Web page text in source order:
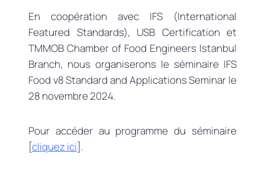
En coopération avec IFS (International
Featured Standards), USB Certification et
TMMOB Chamber of Food Engineers Istanbul
Branch, nous organiserons le séminaire IFS
Food v8 Standard and Applications Seminar le
28 novembre 2024.
Pour accéder au programme du séminaire
[cliquez ici].